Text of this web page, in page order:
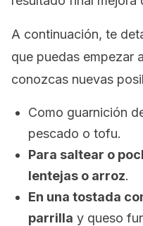
A continuación, te
que puedas empezar
conozcas nuevas
Como guarnición
pescado o tofu.
Para saltear o
lentejas o arroz.
En una tostada
parrilla y queso